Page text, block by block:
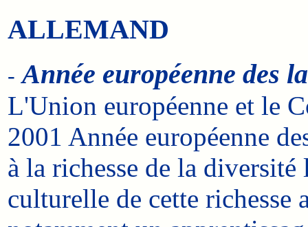
ALLEMAND
- Année européenne des
L'Union européenne et le
2001 Année européenne
à la richesse de la
culturelle de cette